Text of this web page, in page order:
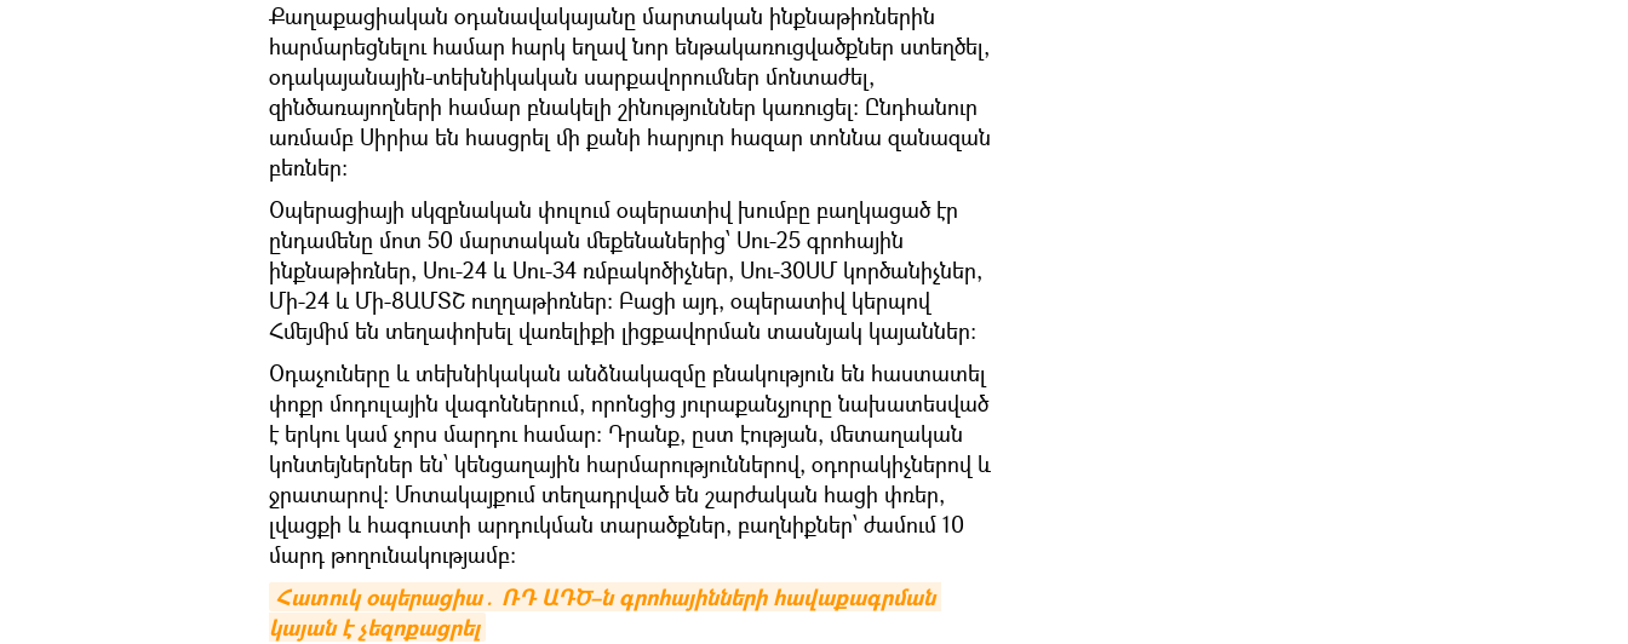
Քաղաքացիական օդանավակայանը մարտական ինքնաթիռներին
հարմարեցնելու համար հարկ եղավ նոր ենթակառուցվածքներ ստեղծել,
օդակայանային-տեխնիկական սարքավորումներ մոնտաժել,
զինծառայողների համար բնակելի շինություններ կառուցել։ Ընդհանուր
առմամբ Սիրիա են հասցրել մի քանի հարյուր հազար տոննա զանազան
բեռներ։
Օպերացիայի սկզբնական փուլում օպերատիվ խումբը բաղկացած էր
ընդամենը մոտ 50 մարտական մեքենաներից՝ Սու-25 գրոհային
ինքնաթիռներ, Սու-24 և Սու-34 ռմբակոծիչներ, Սու-30ՍՄ կործանիչներ,
Մի-24 և Մի-8ԱՄՏՇ ուղղաթիռներ: Բացի այդ, օպերատիվ կերպով
Հմեյմիմ են տեղափոխել վառելիքի լիցքավորման տասնյակ կայաններ։
Օդաչուները և տեխնիկական անձնակազմը բնակություն են հաստատել
փոքր մոդուլային վագոններում, որոնցից յուրաքանչյուրը նախատեսված
է երկու կամ չորս մարդու համար: Դրանք, ըստ էության, մետաղական
կոնտեյներներ են՝ կենցաղային հարմարություններով, օդորակիչներով և
ջրատարով։ Մոտակայքում տեղադրված են շարժական հացի փռեր,
լվացքի և հագուստի արդուկման տարածքներ, բաղնիքներ՝ ժամում 10
մարդ թողունակությամբ:
Հատուկ օպերացիա․ ՌԴ ԱԴԾ–ն գրոհայինների հավաքագրման
կայան է չեզոքացրել